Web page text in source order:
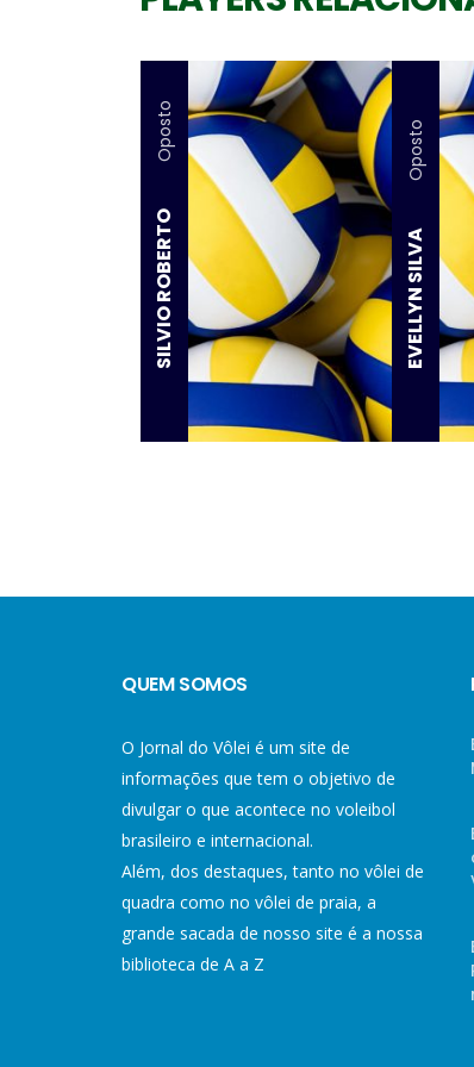
SILVIO ROBERTO
Oposto
EVELLYN SILVA
Oposto
QUEM SOMOS
O Jornal do Vôlei é um site de
informações que tem o objetivo de
divulgar o que acontece no voleibol
brasileiro e internacional.
Além, dos destaques, tanto no vôlei de
quadra como no vôlei de praia, a
grande sacada de nosso site é a nossa
biblioteca de A a Z